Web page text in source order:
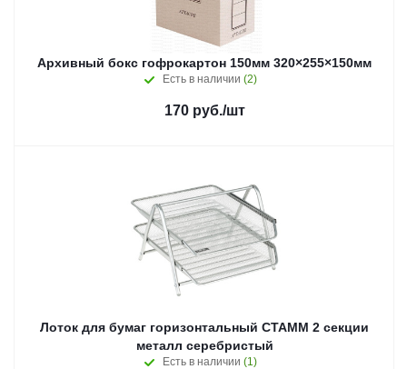
Архивный бокс гофрокартон 150мм 320×255×150мм
Есть в наличии (2)
170руб./шт
Лоток для бумаг горизонтальный СТАММ 2 секции
металл серебристый
Есть в наличии (1)